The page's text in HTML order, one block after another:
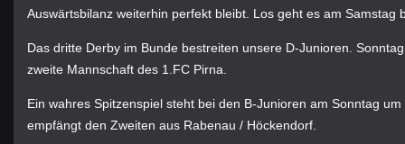
Auswärtsbilanz weiterhin perfekt bleibt. Los geht es am Samstag
Das dritte Derby im Bunde bestreiten unsere D-Junioren.
zweite Mannschaft des 1.FC Pirna.
Ein wahres Spitzenspiel steht bei den B-Junioren am Sonntag
empfängt den Zweiten aus Rabenau / Höckendorf.